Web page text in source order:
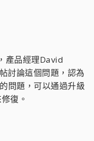
產品經理David
討論這個問題，認為
問題，可以通過升級
復。